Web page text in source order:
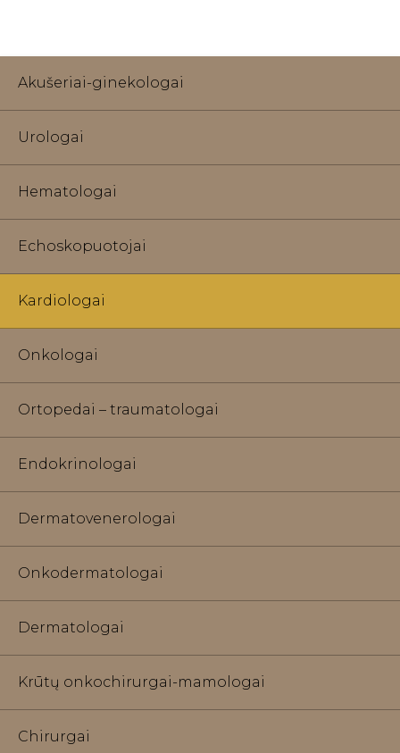
Akušeriai-ginekologai
Urologai
Hematologai
Echoskopuotojai
Kardiologai
Onkologai
Ortopedai – traumatologai
Endokrinologai
Dermatovenerologai
Onkodermatologai
Dermatologai
Krūtų onkochirurgai-mamologai
Chirurgai